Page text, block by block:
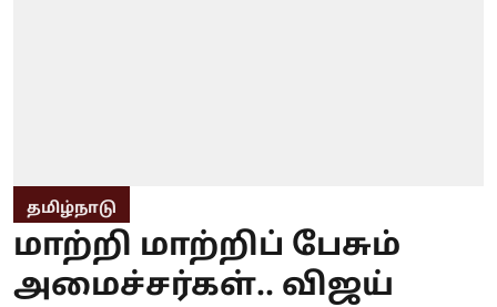
தமிழ்நாடு
மாற்றி மாற்றிப் பேசும்
அமைச்சர்கள்.. விஜய்